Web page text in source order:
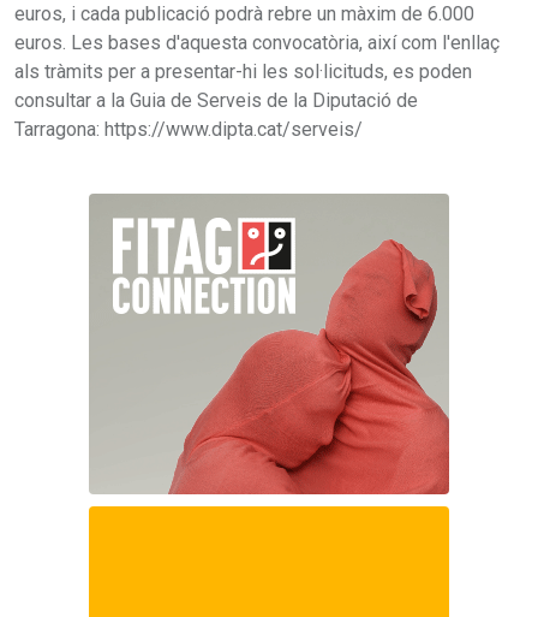
euros, i cada publicació podrà rebre un màxim de 6.000
euros. Les bases d'aquesta convocatòria, així com l'enllaç
als tràmits per a presentar-hi les sol·licituds, es poden
consultar a la Guia de Serveis de la Diputació de
Tarragona: https://www.dipta.cat/serveis/